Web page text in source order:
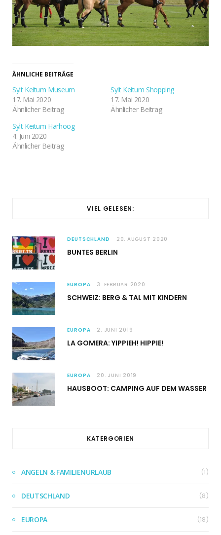
ÄHNLICHE BEITRÄGE
Sylt Keitum Museum
17. Mai 2020
Ähnlicher Beitrag
Sylt Keitum Shopping
17. Mai 2020
Ähnlicher Beitrag
Sylt Keitum Harhoog
4. Juni 2020
Ähnlicher Beitrag
VIEL GELESEN:
DEUTSCHLAND 20. AUGUST 2020
BUNTES BERLIN
EUROPA 3. FEBRUAR 2020
SCHWEIZ: BERG & TAL MIT KINDERN
EUROPA 2. JUNI 2019
LA GOMERA: YIPPIEH! HIPPIE!
EUROPA 20. JUNI 2019
HAUSBOOT: CAMPING AUF DEM WASSER
KATERGORIEN
ANGELN & FAMILIENURLAUB (1)
DEUTSCHLAND (8)
EUROPA (18)